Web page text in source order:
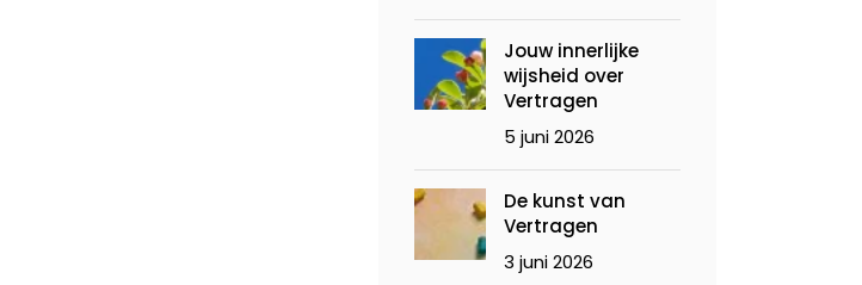
Jouw innerlijke
wijsheid over
Vertragen
5 juni 2026
De kunst van
Vertragen
3 juni 2026